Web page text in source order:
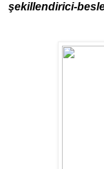
şekillendirici-